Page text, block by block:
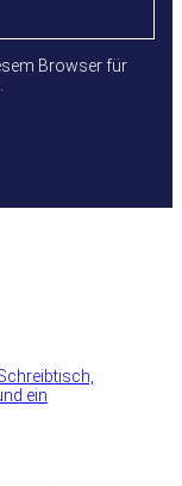
Browser für